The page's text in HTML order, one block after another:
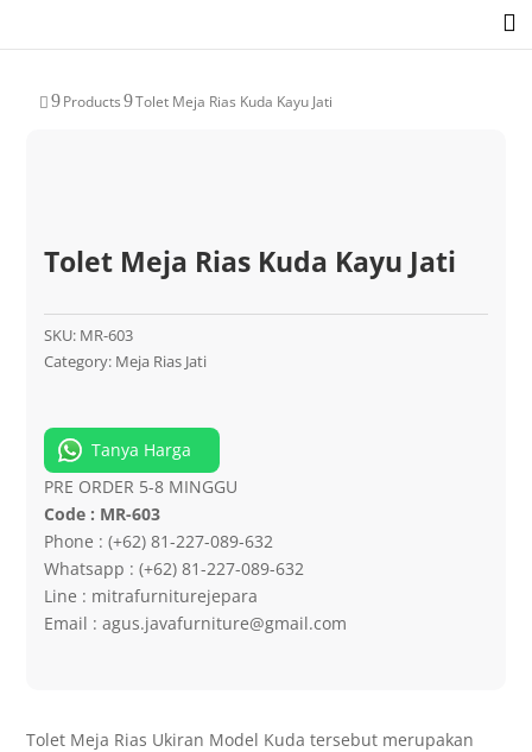

 9Products 9Tolet Meja Rias Kuda Kayu Jati
Tolet Meja Rias Kuda Kayu Jati
SKU: MR-603
Category: Meja Rias Jati
Tanya Harga
PRE ORDER 5-8 MINGGU
Code : MR-603
Phone : (+62) 81-227-089-632
Whatsapp : (+62) 81-227-089-632
Line : mitrafurniturejepara
Email : agus.javafurniture@gmail.com
Tolet Meja Rias Ukiran Model Kuda tersebut merupakan